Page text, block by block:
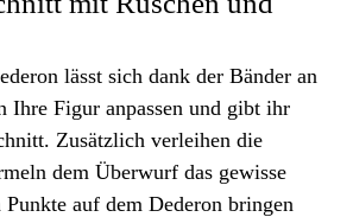
lässt sich dank der Bänder an
Ihre Figur anpassen und gibt ihr
Zusätzlich verleihen die
dem Überwurf das gewisse
auf dem Dederon bringen